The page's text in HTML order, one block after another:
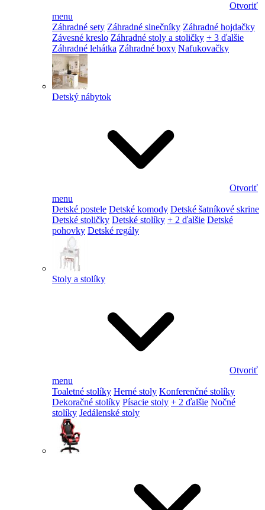
Otvoriť
menu
Záhradné sety Záhradné slnečníky Záhradné hojdačky
Závesné kreslo Záhradné stoly a stoličky + 3 ďalšie
Záhradné lehátka Záhradné boxy Nafukovačky
Detský nábytok
Otvoriť
menu
Detské postele Detské komody Detské šatníkové skrine
Detské stoličky Detské stolíky + 2 ďalšie Detské
pohovky Detské regály
Stoly a stolíky
Otvoriť
menu
Toaletné stolíky Herné stoly Konferenčné stolíky
Dekoračné stolíky Písacie stoly + 2 ďalšie Nočné
stolíky Jedálenské stoly